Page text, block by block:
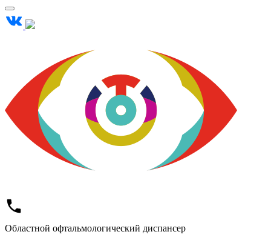
Областной офтальмологический диспансер